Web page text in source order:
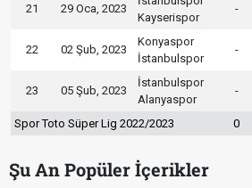
21 29 Oca, 2023
Kayserispor
-
22 02 Şub, 2023
Konyaspor
İstanbulspor
-
23 05 Şub, 2023
İstanbulspor
Alanyaspor
-
Spor Toto Süper Lig 2022/2023 0
Şu An Popüler İçerikler